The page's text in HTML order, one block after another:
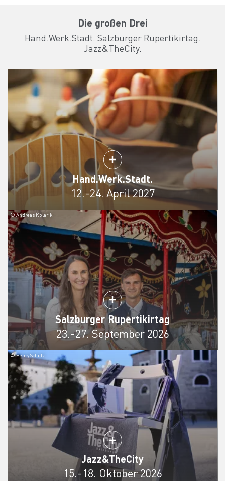
Die großen Drei
Hand.Werk.Stadt. Salzburger Rupertikirtag.
Jazz&TheCity.
Hand.Werk.Stadt.
12.-24. April 2027
© Andreas Kolarik
Salzburger Rupertikirtag
23.-27. September 2026
© Henry Schulz
Jazz&TheCity
15.-18. Oktober 2026